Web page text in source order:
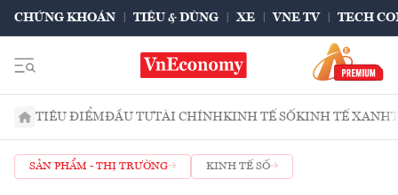
CHỨNG KHOÁN TIÊU & DÙNG XE VNE TV TECH
TIÊU ĐIỂMĐẦU TƯTÀI CHÍNHKINH TẾ SỐKINH TẾ XANH
SẢN PHẨM - THỊ TRƯỜNG KINH TẾ SỐ